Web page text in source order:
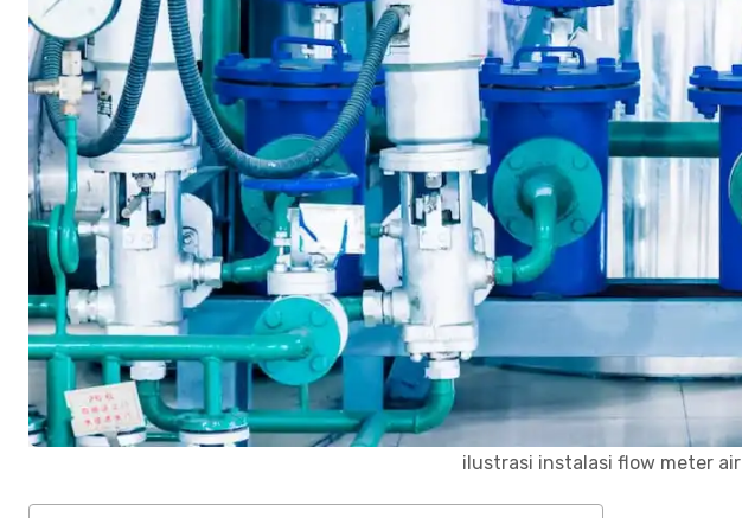
ilustrasi instalasi flow meter air